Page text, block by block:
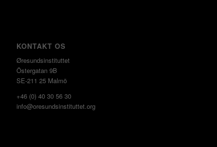
KONTAKT OS
Øresundsinstituttet
Östergatan 9B
SE-211 25 Malmö
+46 (0) 40 30 56 30
info@oresundsinstituttet.org